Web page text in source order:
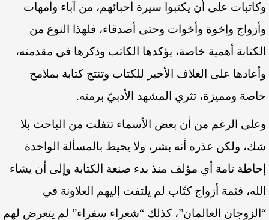
وكاتبات على أن يكتبوا سيرة أحبائهم، من آباء وأمهات
وأزواج وإخوة وأخوات وحتى أصدقاء، فلهذا النوع من
الكتابة أهمية خاصة، يؤكدها الكاتب وذكرها في مقدمته،
وأعادها على الغلاف الأخير للكتاب وتنتج كتابة بملامح
خاصة ومميزة، تثري المشهد الأدبيّ برمته.
وعلى الرغم من أن بعض الأسماء تتفلت من الباحث بلا
شك، ولكن عذره أنه بشر، ولا يحيط بالمسألة الواحدة
إحاطة تامة أي مؤلف منذ بدء صنعة الكتابة وإلى أن يشاء
الله، فثمة أزواج كتّاب لم يلتفت إليهم العلاونة في
“الزوجان العالمان”، كذلك “شعراء سفراء” لم يتعرض لهم